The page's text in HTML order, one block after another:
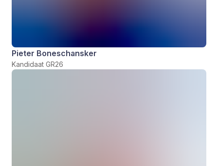
Pieter Boneschansker
Kandidaat GR26